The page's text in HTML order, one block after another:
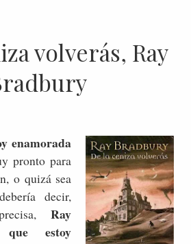
volverás, Ray
enamorada
pronto para
o quizá sea
decir,
Ray
estoy